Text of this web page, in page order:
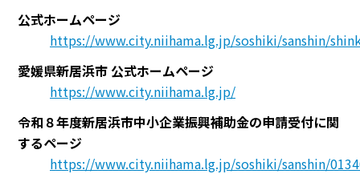
公式ホームページ
https://www.city.niihama.lg.jp/soshiki/sanshin/
愛媛県新居浜市 公式ホームページ
https://www.city.niihama.lg.jp/
令和８年度新居浜市中小企業振興補助金の申請受付に関
するページ
https://www.city.niihama.lg.jp/soshiki/sanshin/